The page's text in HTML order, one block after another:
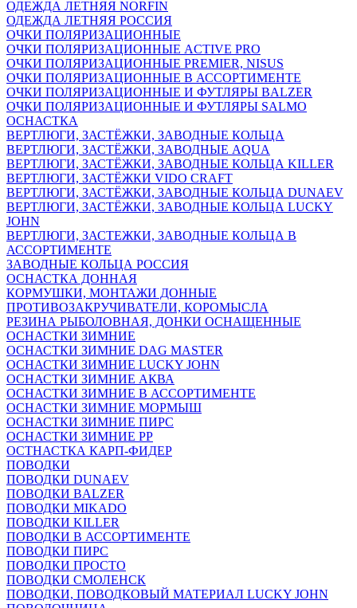
ОДЕЖДА ЛЕТНЯЯ NORFIN
ОДЕЖДА ЛЕТНЯЯ РОССИЯ
ОЧКИ ПОЛЯРИЗАЦИОННЫЕ
ОЧКИ ПОЛЯРИЗАЦИОННЫЕ ACTIVE PRO
ОЧКИ ПОЛЯРИЗАЦИОННЫЕ PREMIER, NISUS
ОЧКИ ПОЛЯРИЗАЦИОННЫЕ В АССОРТИМЕНТЕ
ОЧКИ ПОЛЯРИЗАЦИОННЫЕ И ФУТЛЯРЫ BALZER
ОЧКИ ПОЛЯРИЗАЦИОННЫЕ И ФУТЛЯРЫ SALMO
ОСНАСТКА
ВЕРТЛЮГИ, ЗАСТЁЖКИ, ЗАВОДНЫЕ КОЛЬЦА
ВЕРТЛЮГИ, ЗАСТЁЖКИ, ЗАВОДНЫЕ AQUA
ВЕРТЛЮГИ, ЗАСТЁЖКИ, ЗАВОДНЫЕ КОЛЬЦА KILLER
ВЕРТЛЮГИ, ЗАСТЁЖКИ VIDO CRAFT
ВЕРТЛЮГИ, ЗАСТЁЖКИ, ЗАВОДНЫЕ КОЛЬЦА DUNAEV
ВЕРТЛЮГИ, ЗАСТЁЖКИ, ЗАВОДНЫЕ КОЛЬЦА LUCKY
JOHN
ВЕРТЛЮГИ, ЗАСТЕЖКИ, ЗАВОДНЫЕ КОЛЬЦА В
АССОРТИМЕНТЕ
ЗАВОДНЫЕ КОЛЬЦА РОССИЯ
ОСНАСТКА ДОННАЯ
КОРМУШКИ, МОНТАЖИ ДОННЫЕ
ПРОТИВОЗАКРУЧИВАТЕЛИ, КОРОМЫСЛА
РЕЗИНА РЫБОЛОВНАЯ, ДОНКИ ОСНАЩЕННЫЕ
ОСНАСТКИ ЗИМНИЕ
ОСНАСТКИ ЗИМНИЕ DAG MASTER
ОСНАСТКИ ЗИМНИЕ LUCKY JOHN
ОСНАСТКИ ЗИМНИЕ АКВА
ОСНАСТКИ ЗИМНИЕ В АССОРТИМЕНТЕ
ОСНАСТКИ ЗИМНИЕ МОРМЫШ
ОСНАСТКИ ЗИМНИЕ ПИРС
ОСНАСТКИ ЗИМНИЕ РР
ОСТНАСТКА КАРП-ФИДЕР
ПОВОДКИ
ПОВОДКИ DUNAEV
ПОВОДКИ BALZER
ПОВОДКИ MIKADO
ПОВОДКИ KILLER
ПОВОДКИ В АССОРТИМЕНТЕ
ПОВОДКИ ПИРС
ПОВОДКИ ПРОСТО
ПОВОДКИ СМОЛЕНСК
ПОВОДКИ, ПОВОДКОВЫЙ МАТЕРИАЛ LUCKY JOHN